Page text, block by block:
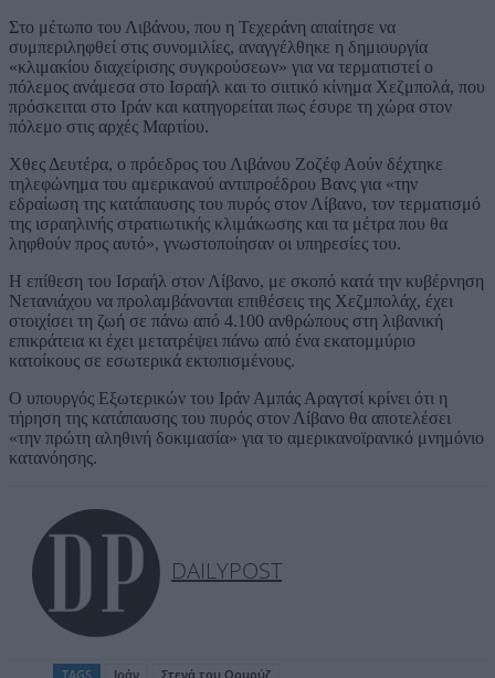
Στο μέτωπο του Λιβάνου, που η Τεχεράνη απαίτησε να
συμπεριληφθεί στις συνομιλίες, αναγγέλθηκε η δημιουργία
«κλιμακίου διαχείρισης συγκρούσεων» για να τερματιστεί ο
πόλεμος ανάμεσα στο Ισραήλ και το σιιτικό κίνημα Χεζμπολά, που
πρόσκειται στο Ιράν και κατηγορείται πως έσυρε τη χώρα στον
πόλεμο στις αρχές Μαρτίου.
Χθες Δευτέρα, ο πρόεδρος του Λιβάνου Ζοζέφ Αούν δέχτηκε
τηλεφώνημα του αμερικανού αντιπροέδρου Βανς για «την
εδραίωση της κατάπαυσης του πυρός στον Λίβανο, τον τερματισμό
της ισραηλινής στρατιωτικής κλιμάκωσης και τα μέτρα που θα
ληφθούν προς αυτό», γνωστοποίησαν οι υπηρεσίες του.
Η επίθεση του Ισραήλ στον Λίβανο, με σκοπό κατά την κυβέρνηση
Νετανιάχου να προλαμβάνονται επιθέσεις της Χεζμπολάχ, έχει
στοιχίσει τη ζωή σε πάνω από 4.100 ανθρώπους στη λιβανική
επικράτεια κι έχει μετατρέψει πάνω από ένα εκατομμύριο
κατοίκους σε εσωτερικά εκτοπισμένους.
Ο υπουργός Εξωτερικών του Ιράν Αμπάς Αραγτσί κρίνει ότι η
τήρηση της κατάπαυσης του πυρός στον Λίβανο θα αποτελέσει
«την πρώτη αληθινή δοκιμασία» για το αμερικανοϊρανικό μνημόνιο
κατανόησης.
DAILYPOST
TAGS Ιράν Στενά του Ορμούζ